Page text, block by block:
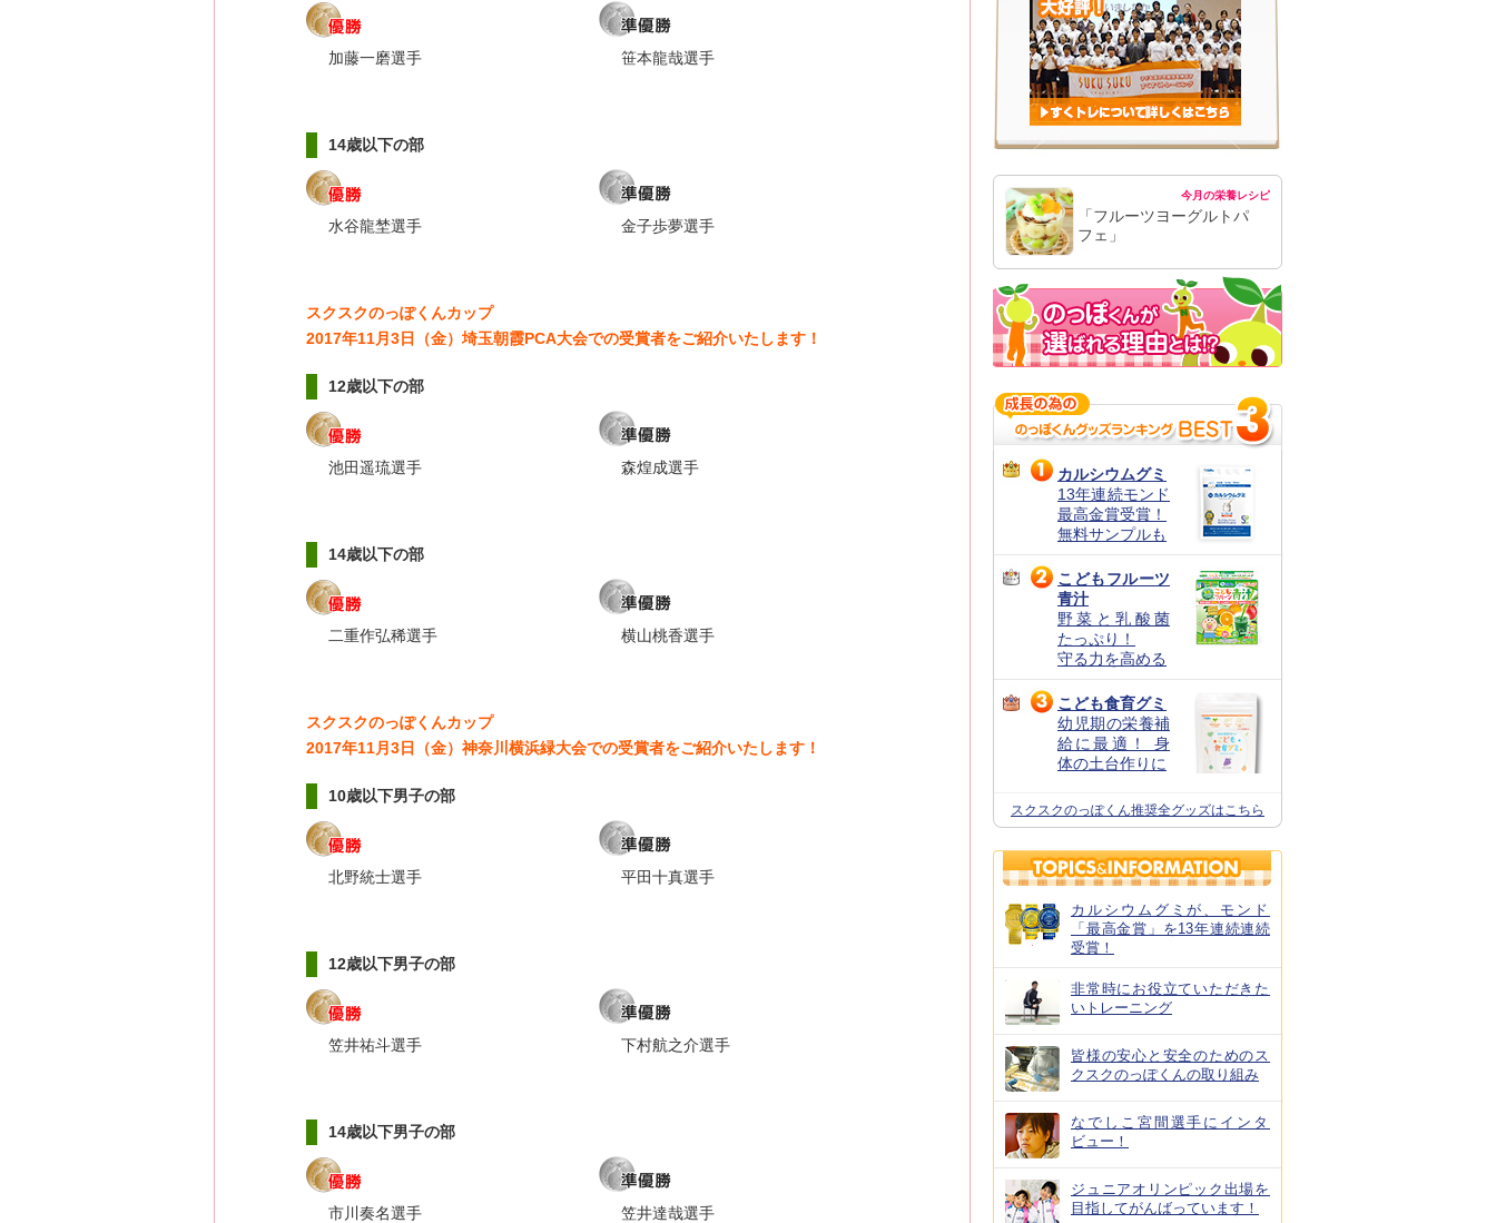
加藤一磨選手 笹本龍哉選手
14歳以下の部
水谷龍埜選手 金子歩夢選手
スクスクのっぽくんカップ
2017年11月3日（金）埼玉朝霞PCA大会での受賞者をご紹介いたします！
12歳以下の部
池田遥琉選手 森煌成選手
14歳以下の部
二重作弘稀選手 横山桃香選手
スクスクのっぽくんカップ
2017年11月3日（金）神奈川横浜緑大会での受賞者をご紹介いたします！
10歳以下男子の部
北野統士選手 平田十真選手
12歳以下男子の部
笠井祐斗選手 下村航之介選手
14歳以下男子の部
市川奏名選手 笠井達哉選手
今月の栄養レシピ
「フルーツヨーグルトパ
フェ」
カルシウムグミ
13年連続モンド
最高金賞受賞！
無料サンプルも
こどもフルーツ
青汁
野菜と乳酸菌
たっぷり！
守る力を高める
こども食育グミ
幼児期の栄養補
給に最適！ 身
体の土台作りに
スクスクのっぽくん推奨全グッズはこちら
カルシウムグミが、モンド
「最高金賞」を13年連続連続
受賞！
非常時にお役立ていただきた
いトレーニング
皆様の安心と安全のためのス
クスクのっぽくんの取り組み
なでしこ宮間選手にインタ
ビュー！
ジュニアオリンピック出場を
目指してがんばっています！